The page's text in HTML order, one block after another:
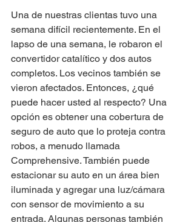
Una de nuestras clientas tuvo una
semana difícil recientemente. En el
lapso de una semana, le robaron el
convertidor catalítico y dos autos
completos. Los vecinos también se
vieron afectados. Entonces, ¿qué
puede hacer usted al respecto? Una
opción es obtener una cobertura de
seguro de auto que lo proteja contra
robos, a menudo llamada
Comprehensive. También puede
estacionar su auto en un área bien
iluminada y agregar una luz/cámara
con sensor de movimiento a su
entrada. Algunas personas también